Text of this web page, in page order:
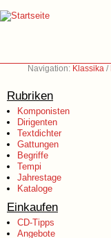
Navigation: Klassika /
Rubriken
Komponisten
Dirigenten
Textdichter
Gattungen
Begriffe
Tempi
Jahrestage
Kataloge
Einkaufen
CD-Tipps
Angebote